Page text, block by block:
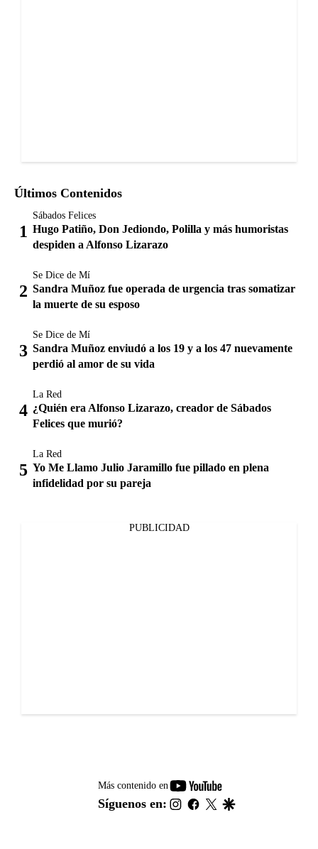
Últimos Contenidos
Sábados Felices
Hugo Patiño, Don Jediondo, Polilla y más humoristas
despiden a Alfonso Lizarazo
Se Dice de Mí
Sandra Muñoz fue operada de urgencia tras somatizar
la muerte de su esposo
Se Dice de Mí
Sandra Muñoz enviudó a los 19 y a los 47 nuevamente
perdió al amor de su vida
La Red
¿Quién era Alfonso Lizarazo, creador de Sábados
Felices que murió?
La Red
Yo Me Llamo Julio Jaramillo fue pillado en plena
infidelidad por su pareja
PUBLICIDAD
Más contenido en
youtube-
footer
Síguenos en: instagram
facebook
twitter